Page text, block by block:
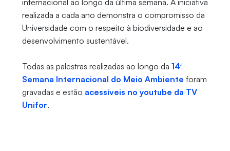
realizada a cada ano demonstra o compromisso da
Universidade com o respeito à biodiversidade e ao
desenvolvimento sustentável.
Todas as palestras realizadas ao longo da 14ª
Semana Internacional do Meio Ambiente foram
gravadas e estão acessíveis no youtube da TV
Unifor.